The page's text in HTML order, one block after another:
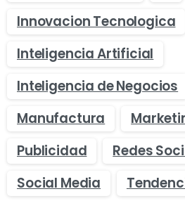
Innovacion Tecnologica
Inteligencia Artificial
Inteligencia de Negocios
Manufactura
Publicidad
Redes
Social Media